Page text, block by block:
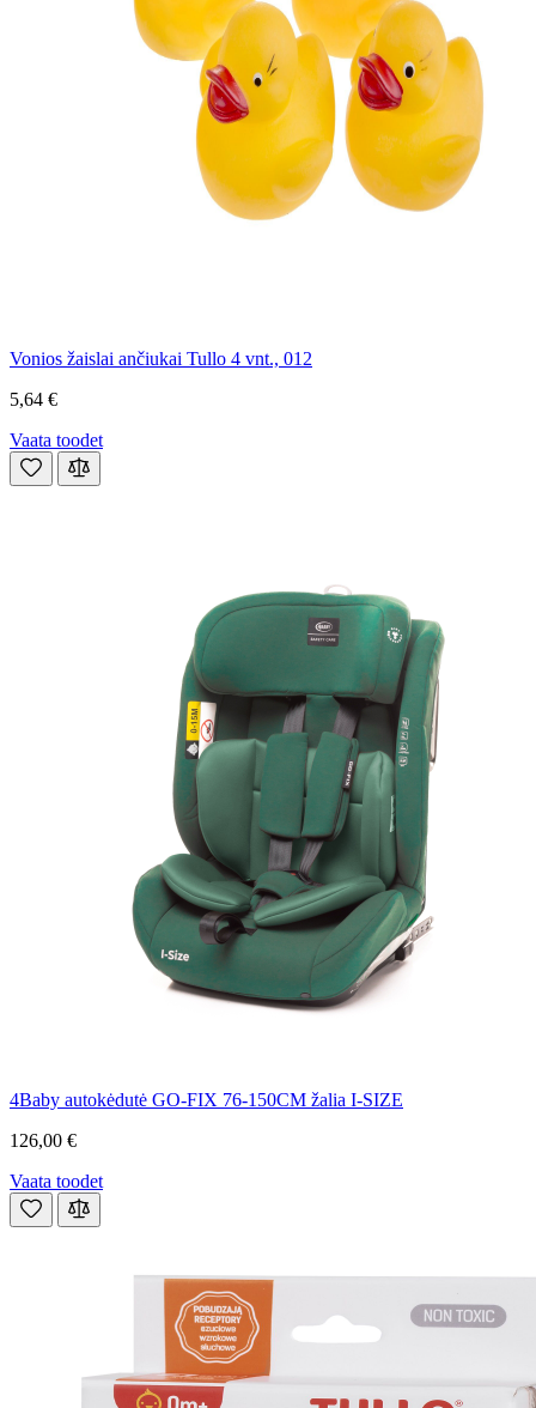
Vonios žaislai ančiukai Tullo 4 vnt., 012
5,64 €
Vaata toodet
4Baby autokėdutė GO-FIX 76-150CM žalia I-SIZE
126,00 €
Vaata toodet